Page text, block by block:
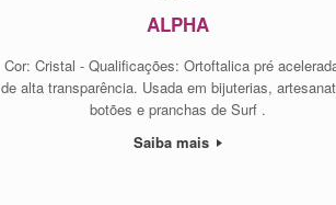
ALPHA
Cor: Cristal - Qualificações: Ortoftalica pré
de alta transparência. Usada em bijuterias,
botões e pranchas de Surf .
Saiba mais